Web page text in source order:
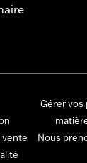
vente
Gérer vos
Nous